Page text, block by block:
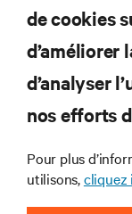
Abonnez-
Recevez
plus
et des
de cookies
d’améliorer
d’analyser
nos efforts
Pour plus
utilisons,cliquez